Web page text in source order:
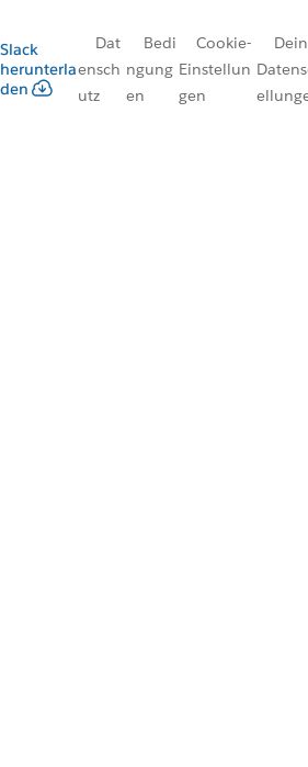
Slack
herunterla
den
Dat
ensch
utz
Bedi
ngung
en
Cookie-
Einstellun
gen